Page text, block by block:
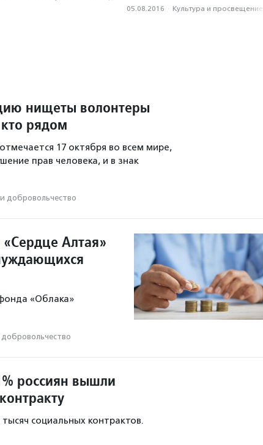
05.08.2016 · Культура и просвещение
нищеты волонтеры
рядом
17 октября во всем мире,
прав человека, и в знак
доброволь­чест­во
Алтая»
«Облака»
россиян вышли
тысяч социальных контрактов.